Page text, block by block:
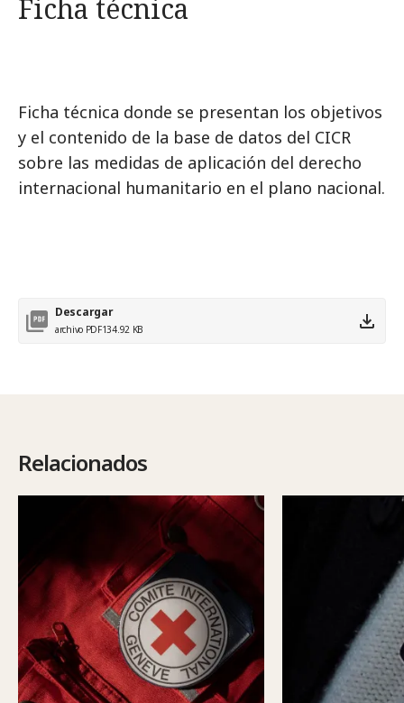
Ficha técnica
Ficha técnica donde se presentan los objetivos
y el contenido de la base de datos del CICR
sobre las medidas de aplicación del derecho
internacional humanitario en el plano nacional.
Descargar
archivo PDF134.92 KB
Relacionados